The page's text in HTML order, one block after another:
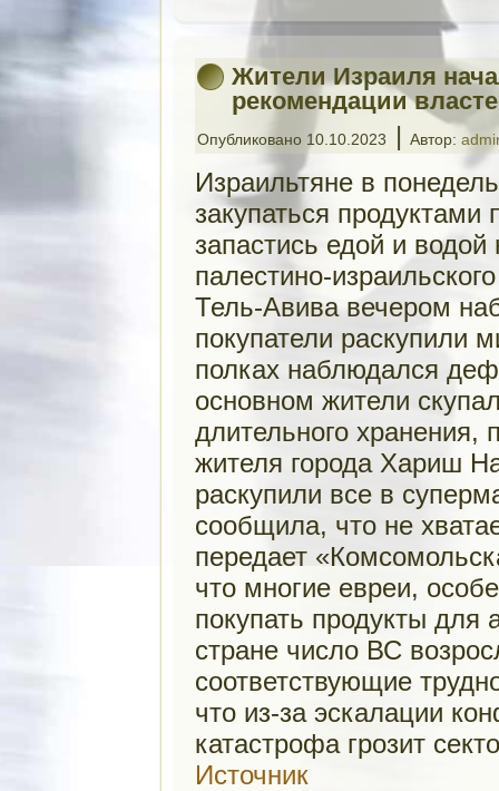
Жители Израиля
рекомендации
Опубликовано 10.10.2023 | Автор:
Израильтяне в
закупаться
запастись едой и
палестино-
Тель-Авива вечером
покупатели раскупили
полках наблюдался
основном жители
длительного
жителя города Хариш
раскупили все в
сообщила, что не
передает
что многие евреи,
покупать продукты
стране число ВС
соответствующие
что из-за эскалации
катастрофа грозит
Источник